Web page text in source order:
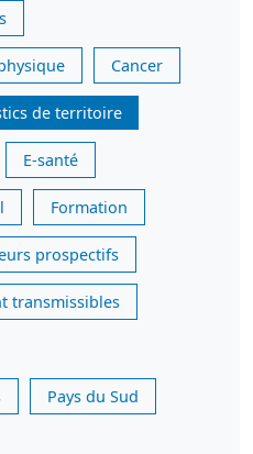
Cancer
de territoire
E-santé
Formation
prospectifs
transmissibles
Pays du Sud